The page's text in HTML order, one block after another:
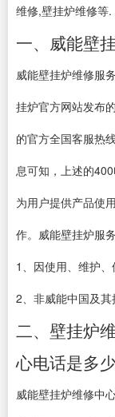
维修,壁挂炉维修等.
一、威能壁
威能壁挂炉维修服
挂炉官方网站发布
的官方全国客服热
息可知，上述的
为用户提供产品使
作。威能壁挂炉服
1、因使用、维护、
2、非威能中国及
二、壁挂炉
心电话是多
威能壁挂炉维修中